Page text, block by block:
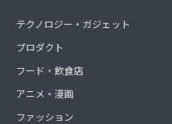
テクノロジー・ガジェット
プロダクト
フード・飲食店
アニメ・漫画
ファッション